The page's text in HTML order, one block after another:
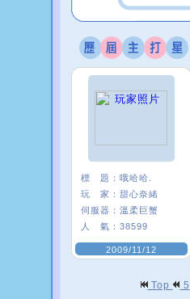
標 題： 哦哈哈.
玩 家： 甜心奈緒
伺服器： 溫柔巨蟹
人 氣： 38599
2009/11/12
Top 5